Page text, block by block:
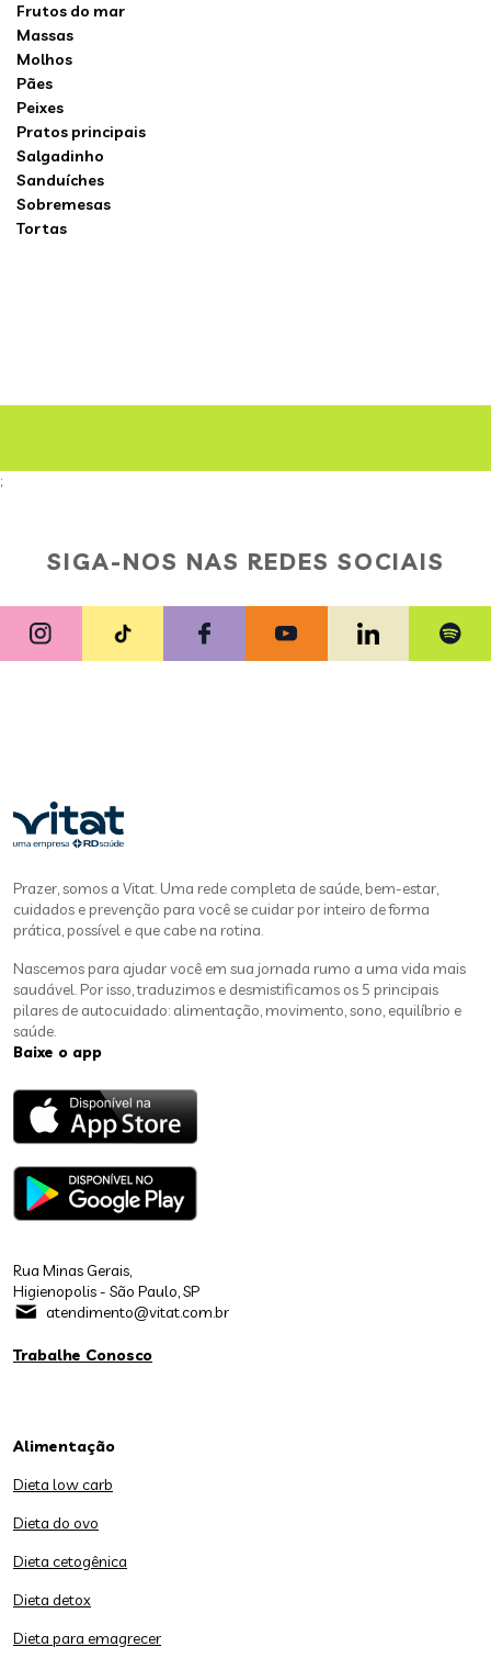
Frutos do mar
Massas
Molhos
Pães
Peixes
Pratos principais
Salgadinho
Sanduíches
Sobremesas
Tortas
;
SIGA-NOS NAS REDES SOCIAIS
Prazer, somos a Vitat. Uma rede completa de saúde, bem-estar,
cuidados e prevenção para você se cuidar por inteiro de forma
prática, possível e que cabe na rotina.
Nascemos para ajudar você em sua jornada rumo a uma vida mais
saudável. Por isso, traduzimos e desmistificamos os 5 principais
pilares de autocuidado: alimentação, movimento, sono, equilíbrio e
saúde.
Baixe o app
Rua Minas Gerais,
Higienopolis - São Paulo, SP
atendimento@vitat.com.br
Trabalhe Conosco
Alimentação
Dieta low carb
Dieta do ovo
Dieta cetogênica
Dieta detox
Dieta para emagrecer